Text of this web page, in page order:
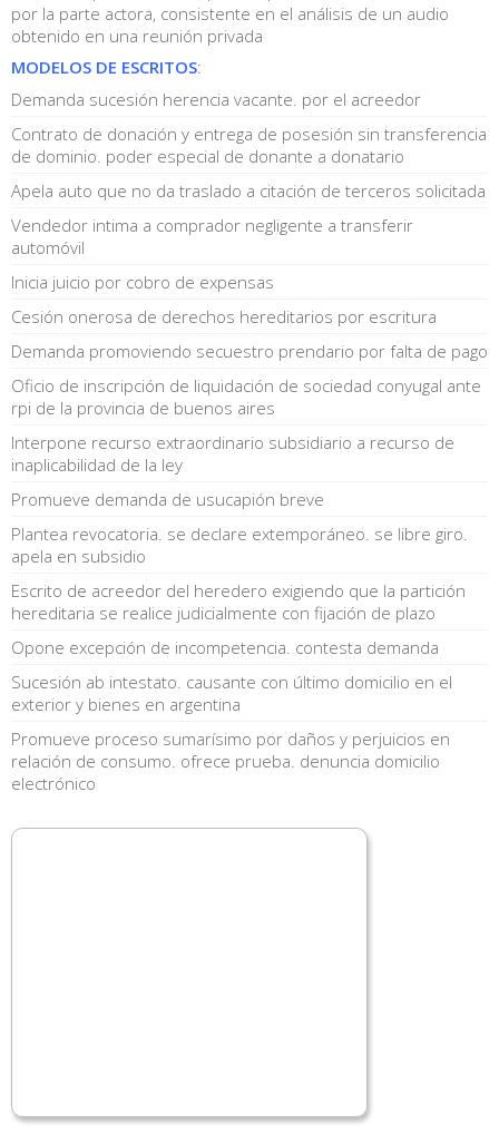
por la parte actora, consistente en el análisis de un audio
obtenido en una reunión privada
MODELOS DE ESCRITOS:
Demanda sucesión herencia vacante. por el acreedor
Contrato de donación y entrega de posesión sin transferencia
de dominio. poder especial de donante a donatario
Apela auto que no da traslado a citación de terceros solicitada
Vendedor intima a comprador negligente a transferir
automóvil
Inicia juicio por cobro de expensas
Cesión onerosa de derechos hereditarios por escritura
Demanda promoviendo secuestro prendario por falta de pago
Oficio de inscripción de liquidación de sociedad conyugal ante
rpi de la provincia de buenos aires
Interpone recurso extraordinario subsidiario a recurso de
inaplicabilidad de la ley
Promueve demanda de usucapión breve
Plantea revocatoria. se declare extemporáneo. se libre giro.
apela en subsidio
Escrito de acreedor del heredero exigiendo que la partición
hereditaria se realice judicialmente con fijación de plazo
Opone excepción de incompetencia. contesta demanda
Sucesión ab intestato. causante con último domicilio en el
exterior y bienes en argentina
Promueve proceso sumarísimo por daños y perjuicios en
relación de consumo. ofrece prueba. denuncia domicilio
electrónico